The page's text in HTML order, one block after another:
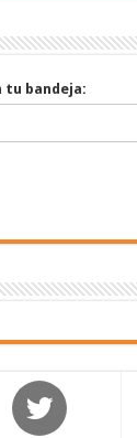
tu bandeja: